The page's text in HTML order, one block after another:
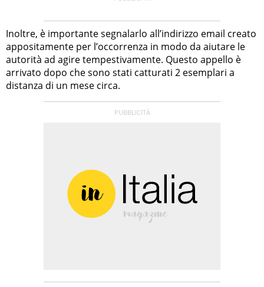
Inoltre, è importante segnalarlo all’indirizzo email creato
appositamente per l’occorrenza in modo da aiutare le
autorità ad agire tempestivamente. Questo appello è
arrivato dopo che sono stati catturati 2 esemplari a
distanza di un mese circa.